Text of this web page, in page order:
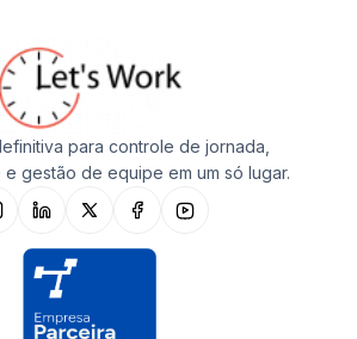
para controle de jornada,
gestão de equipe em um só lugar.